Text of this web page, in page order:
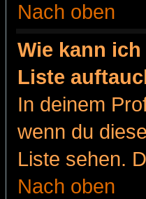
Nach oben
Wie kann
Liste
In deinem
wenn du
Liste sehen.
Nach oben